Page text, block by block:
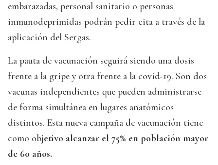
embarazadas, personal sanitario o personas
inmunodeprimidas podrán pedir cita a través de la
aplicación del Sergas.
La pauta de vacunación seguirá siendo una dosis
frente a la gripe y otra frente a la covid-19. Son dos
vacunas independientes que pueden administrarse
de forma simultánea en lugares anatómicos
distintos. Esta nueva campaña de vacunación tiene
como objetivo alcanzar el 75% en población mayor
de 60 años.